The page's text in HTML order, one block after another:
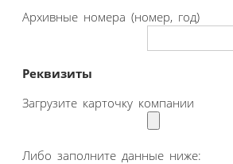
Архивные номера (номер, год)
Реквизиты
Загрузите карточку компании
Либо заполните данные ниже: